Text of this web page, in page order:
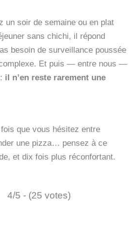
un soir de semaine ou en plat
sans chichi, il répond
besoin de surveillance poussée
Et puis — entre nous —
il n’en reste rarement une
que vous hésitez entre
une pizza… pensez à ce
et dix fois plus réconfortant.
4/5 - (25 votes)